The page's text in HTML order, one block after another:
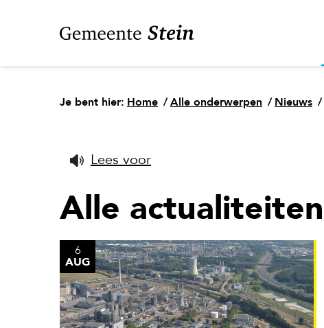
Je bent hier: Home / Alle onderwerpen / Nieuws /
Lees voor
Alle actualiteiten
6
AUG